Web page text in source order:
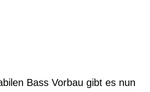
Bass Vorbau gibt es nun